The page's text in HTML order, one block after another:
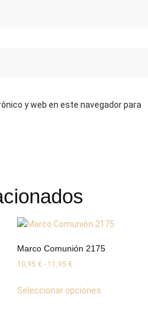
y web en este navegador para
Marco Comunión 2175
10,95 € - 11,95 €Rango
precios:
Seleccionar opcionesproducto